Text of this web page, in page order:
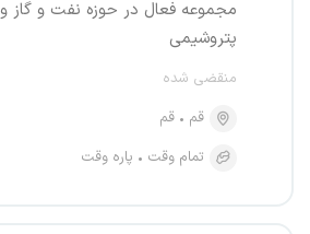
مجموعه فعال در حوزه نفت و گاز و
پتروشیمی
منقضی شده
قم
قم
تمام وقت
پاره وقت